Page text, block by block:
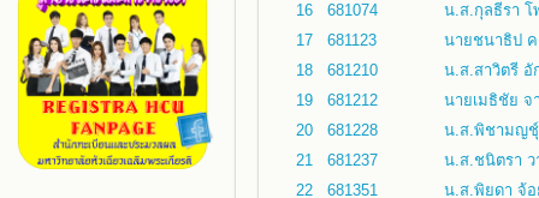
16
681074
น.ส.กุลธีรา โ
17
681123
นายชนาธิป ค
18
681210
น.ส.สาวิตรี
19
681212
นายเมธิชัย จ
20
681228
น.ส.พิชามญชุ์
21
681237
น.ส.ชนิตรา
22
681351
น.ส.พิยดา จ้อ